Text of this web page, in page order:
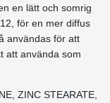
en lätt och somrig
för en mer diffus
användas för att
att använda som
ZINC STEARATE,